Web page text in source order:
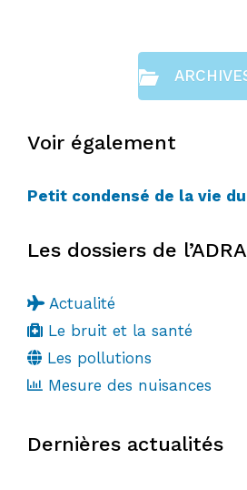
Voir également
Petit condensé de la vie
Les dossiers de l’ADRA
Actualité
Le bruit et la santé
Les pollutions
Mesure des nuisances
Dernières actualités